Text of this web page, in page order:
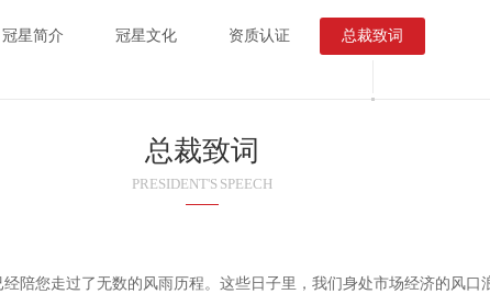
冠星简介 冠星文化 资质认证 总裁致词
总裁致词
PRESIDENT'S SPEECH
经陪您走过了无数的风雨历程。这些日子里，我们身处市场经济的风